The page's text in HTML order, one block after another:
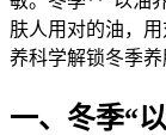
肤人用对的油，
养科学解锁冬季
一、冬季“